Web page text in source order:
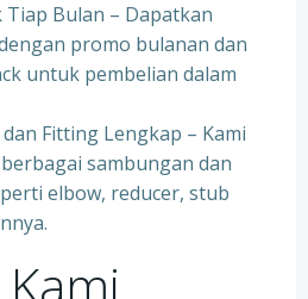
Tiap Bulan – Dapatkan
promo bulanan dan
untuk pembelian dalam
Fitting Lengkap – Kami
sambungan dan
elbow, reducer, stub